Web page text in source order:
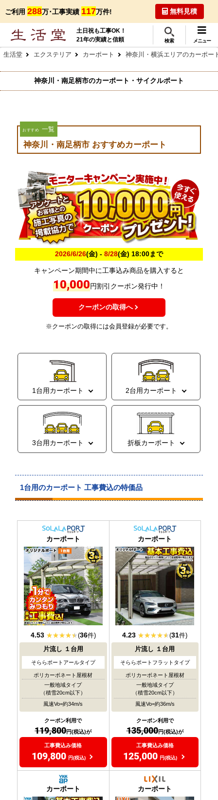
ご利用 288万･工事実績 117万件! 無料見積
土日祝も工事OK！
21年の実績と信頼
検索 メニュー
生活堂 エクステリア カーポート 神奈川・横浜エリアのカーポー
神奈川・南足柄市のカーポート・サイクルポート
おすすめ 一覧
神奈川・南足柄市 おすすめカーポート
2026/6/26(金) - 8/28(金) 18:00まで
キャンペーン期間中に工事込み商品を購入すると
10,000円割引クーポン発行中！
クーポンの取得へ
※クーポンの取得には会員登録が必要です。
1台用カーポート 2台用カーポート
3台用カーポート 折板カーポート
1台用のカーポート 工事費込の特価品
カーポート
4.53 (36件)
片流し １台用
そららポートアールタイプ
ポリカーボネート屋根材
一般地域タイプ
（積雪20cm以下）
風速Vo=約34m/s
クーポン利用で
119,800円(税込)が
工事費込み価格
109,800 円(税込)
カーポート
4.23 (31件)
片流し １台用
そららポートフラットタイプ
ポリカーボネート屋根材
一般地域タイプ
（積雪20cm以下）
風速Vo=約36m/s
クーポン利用で
135,000円(税込)が
工事費込み価格
125,000 円(税込)
カーポート カーポート